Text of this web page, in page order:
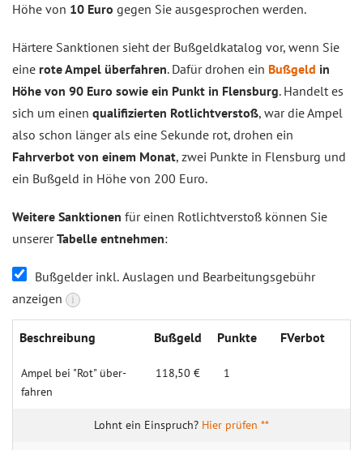
Höhe von 10 Euro gegen Sie ausgesprochen werden.
Härtere Sanktionen sieht der Bußgeldkatalog vor, wenn Sie
eine rote Ampel überfahren. Dafür drohen ein Bußgeld in
Höhe von 90 Euro sowie ein Punkt in Flensburg. Handelt es
sich um einen qualifizierten Rotlichtverstoß, war die Ampel
also schon länger als eine Sekunde rot, drohen ein
Fahrverbot von einem Monat, zwei Punkte in Flensburg und
ein Bußgeld in Höhe von 200 Euro.
Weitere Sanktionen für einen Rotlichtverstoß können Sie
unsererTabelle entnehmen:
Bußgelder inkl. Auslagen und Bearbeitungsgebühr
anzeigen
i
Beschrei­bung Buß­geld Punk­te FVer­bot
Ampel bei "Rot" über­
fahren
118,50 € 1
Hier prüfen **